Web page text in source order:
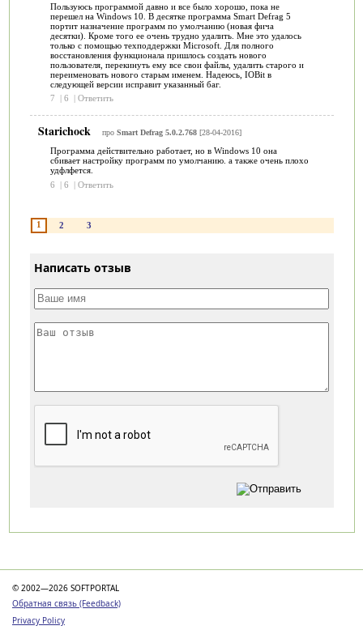
Пользуюсь программой давно и все было хорошо, пока не
перешел на Windows 10. В десятке программа Smart Defrag 5
портит назначение программ по умолчанию (новая фича
десятки). Кроме того ее очень трудно удалить. Мне это удалось
только с помощью техподдержки Microsoft. Для полного
восстановления функционала пришлось создать нового
пользователя, перекинуть ему все свои файлы, удалить старого и
переименовать нового старым именем. Надеюсь, IOBit в
следующей версии исправит указанный баг.
7
| 6 | Ответить
Starichock про Smart Defrag 5.0.2.768[28-04-2016]
Программа действительно работает, но в Windows 10 она
сбивает настройку программ по умолчанию. а также очень плохо
удфлфется.
6
| 6 | Ответить
1 2 3
Написать отзыв
© 2002—2026 SOFTPORTAL
Обратная связь (Feedback)
Privacy Policy